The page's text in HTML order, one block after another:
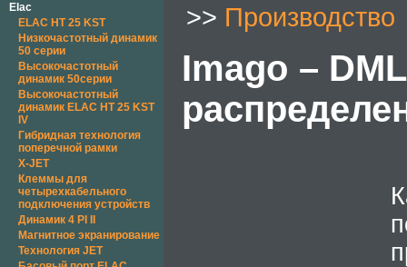
Elac
ELAC HT 25 KST
Низкочастотный динамик
50 серии
Высокочастотный
динамик 50серии
Высокочастотный
динамик ELAC HT 25 KST
IV
Гибридная технология
поперечной рамки
X-JET
Клеммы для
четырехкабельного
подключения устройств
Динамик 4 PI II
Магнитное экранирование
Технология JET
>> Производство
Imago –